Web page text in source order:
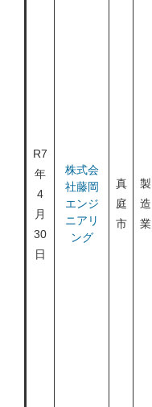
R7
年
4
月
30
日
株式会
社藤岡
エンジ
ニアリ
ング
真
庭
市
製
造
業